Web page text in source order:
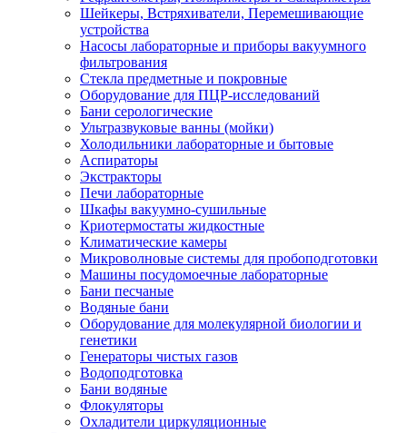
Шейкеры, Встряхиватели, Перемешивающие
устройства
Насосы лабораторные и приборы вакуумного
фильтрования
Стекла предметные и покровные
Оборудование для ПЦР-исследований
Бани серологические
Ультразвуковые ванны (мойки)
Холодильники лабораторные и бытовые
Аспираторы
Экстракторы
Печи лабораторные
Шкафы вакуумно-сушильные
Криотермостаты жидкостные
Климатические камеры
Микроволновые системы для пробоподготовки
Машины посудомоечные лабораторные
Бани песчаные
Водяные бани
Оборудование для молекулярной биологии и
генетики
Генераторы чистых газов
Водоподготовка
Бани водяные
Флокуляторы
Охладители циркуляционные